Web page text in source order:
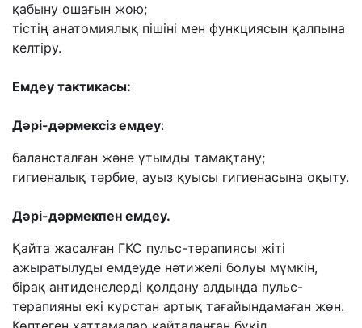
қабыну ошағын жою;
тістің анатомиялық пішіні мен функциясын қалпына
келтіру.
Емдеу тактикасы:
Дәрі-дәрмексіз емдеу:
балансталған және ұтымды тамақтану;
гигиеналық тәрбие, ауыз қуысы гигиенасына оқыту.
Дәрі-дәрмекпен емдеу.
Қайта жасалған ГКС пульс-терапиясы жіті
ажыратылуды емдеуде нәтижелі болуы мүмкін,
бірақ антиденелерді қолдану алдында пульс-
терапияны екі курстан артық тағайындамаған жөн.